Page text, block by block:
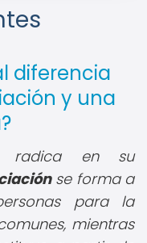
diferencia
y una
en su
se forma a
para la
mientras